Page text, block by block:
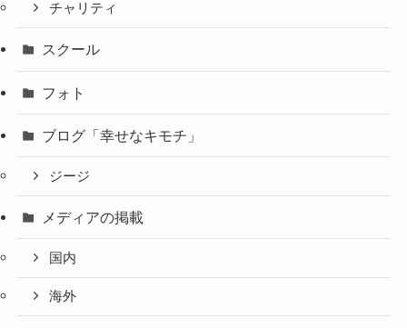
チャリティ
スクール
フォト
ブログ「幸せなキモチ」
ジージ
メディアの掲載
国内
海外